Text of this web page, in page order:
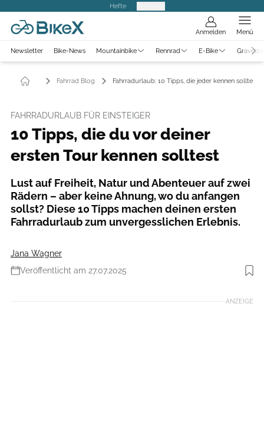
Hefte
Anmelden Menü
Newsletter Bike-News Mountainbike Rennrad E-Bike
Fahrrad Blog Fahrradurlaub: 10 Tipps, die jeder kennen sollte
FAHRRADURLAUB FÜR EINSTEIGER
10 Tipps, die du vor deiner
ersten Tour kennen solltest
Lust auf Freiheit, Natur und Abenteuer auf zwei
Rädern – aber keine Ahnung, wo du anfangen
sollst? Diese 10 Tipps machen deinen ersten
Fahrradurlaub zum unvergesslichen Erlebnis.
Jana Wagner
Veröffentlicht am 27.07.2025
Foto: EvaL / Getty Images
ANZEIGE